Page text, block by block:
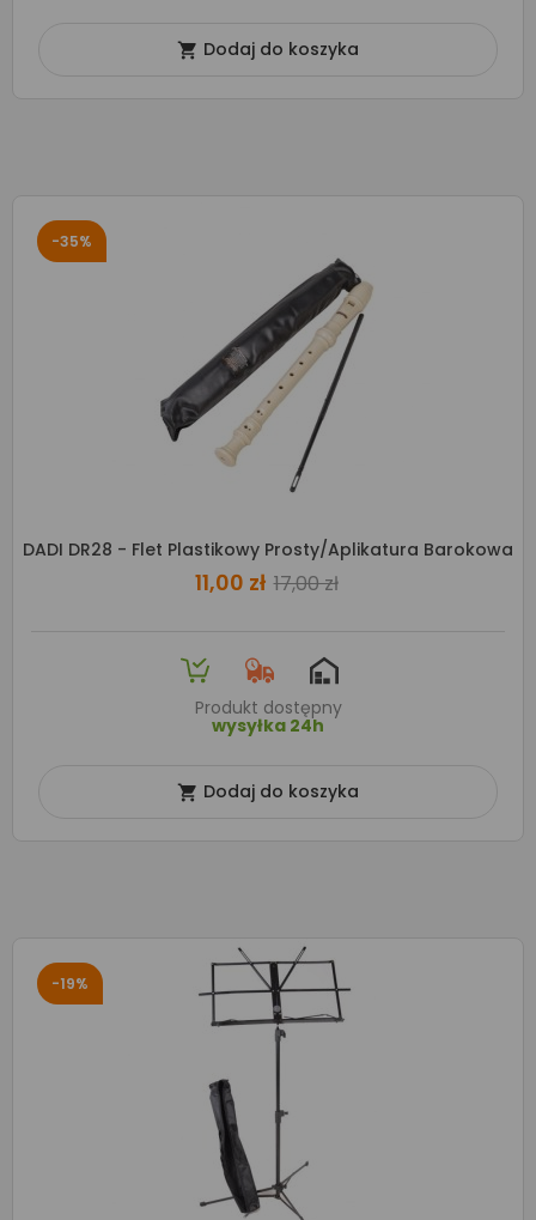
 Dodaj do koszyka
-35%
DADI DR28 - Flet Plastikowy Prosty/aplikatura Barokowa
11,00 zł 17,00 zł
Produkt dostępny
wysyłka 24h
 Dodaj do koszyka
-19%